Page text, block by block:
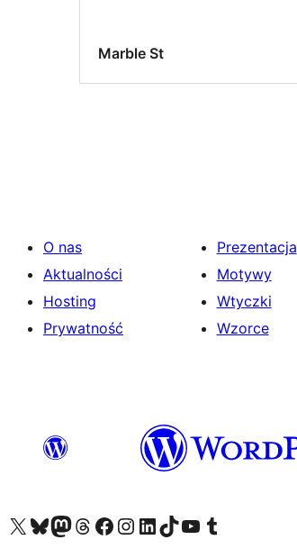
Marble St
O nas
Aktualności
Hosting
Prywatność
Prezentacja
Motywy
Wtyczki
Wzorce
Odwiedź nasze konto X (dawniej Twitter)
Odwiedź nasze konto Bluesky
Odwiedź nasze konto na Mastodoncie
Odwiedź naszego Threadsa
Odwiedź naszego Facebooka
Odwiedź nasze konto na Instagramie
Odwiedź nasze konto na LinkedIn
Odwiedź naszego TikToka
Odwiedź nasz kanał YouTube
Odwiedź naszego Tumblra